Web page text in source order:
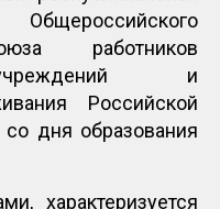
работников
и
Российской
дня образования
характеризуется